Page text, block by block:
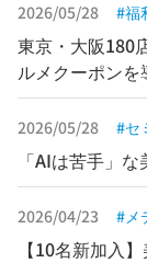
2026/05/28 福
東京・大阪180
ルメクーポンを
2026/05/28 セ
「AIは苦手」
2026/04/23 メ
【10名新加入